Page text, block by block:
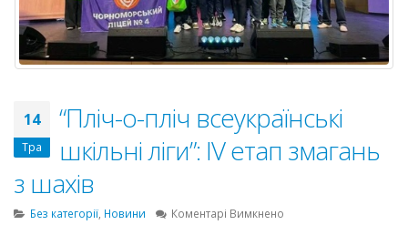
14
Тра
“Пліч-о-пліч всеукраїнські
шкільні ліги”: IV етап змагань
з шахів
Без категорії, Новини Коментарі Вимкнено